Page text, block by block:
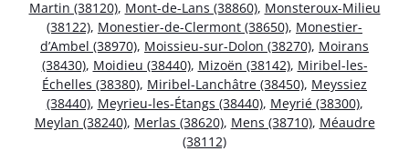
Martin (38120), Mont-de-Lans (38860), Monsteroux-Milieu
(38122), Monestier-de-Clermont (38650), Monestier-
d’Ambel (38970), Moissieu-sur-Dolon (38270), Moirans
(38430), Moidieu (38440), Mizoën (38142), Miribel-les-
Échelles (38380), Miribel-Lanchâtre (38450), Meyssiez
(38440), Meyrieu-les-Étangs (38440), Meyrié (38300),
Meylan (38240), Merlas (38620), Mens (38710), Méaudre
(38112)